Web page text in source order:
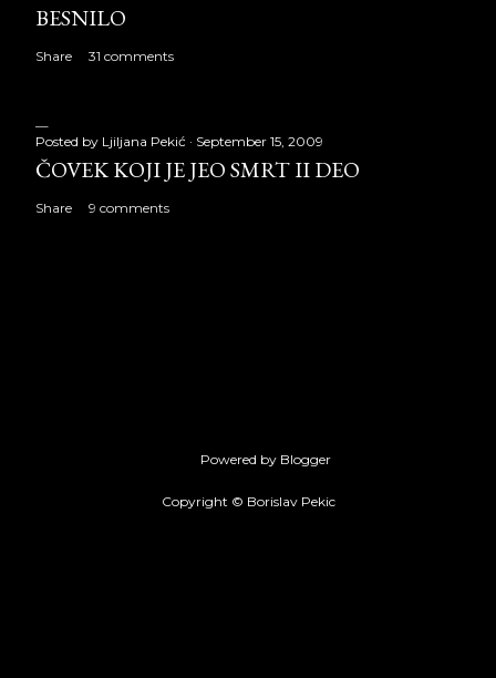
BESNILO
Share 31 comments
Posted by Ljiljana Pekić September 15, 2009
ČOVEK KOJI JE JEO SMRT II DEO
Share 9 comments
Powered by Blogger
Copyright © Borislav Pekic